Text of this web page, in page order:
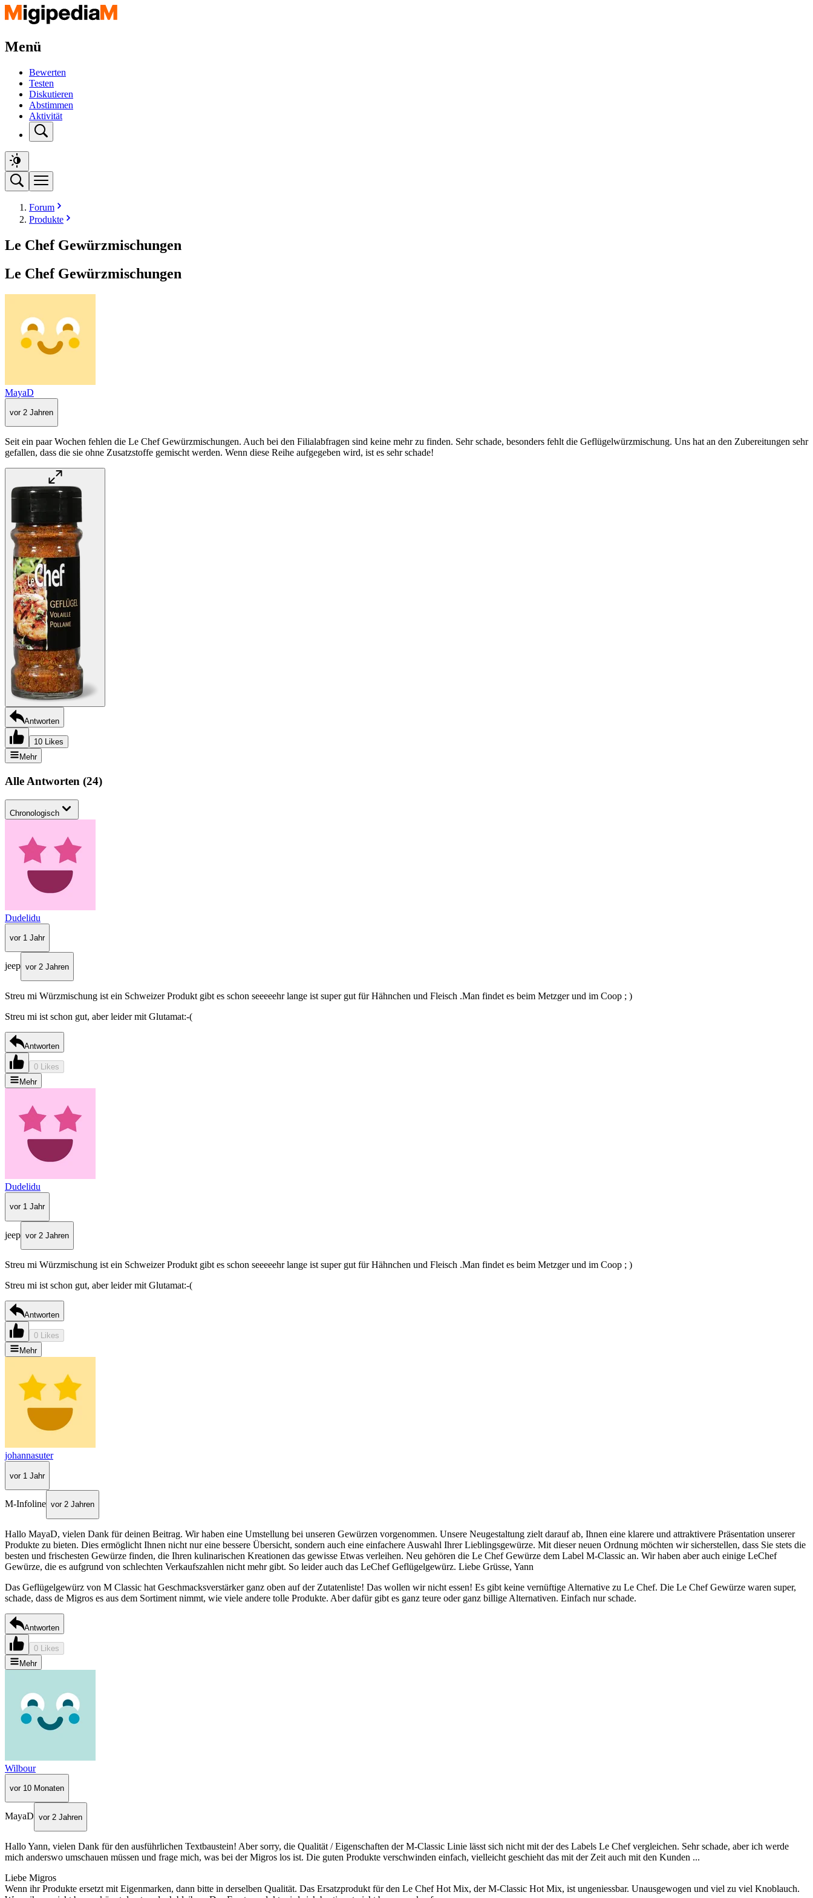
Menü
Bewerten
Testen
Diskutieren
Abstimmen
Aktivität
Forum
Produkte
Le Chef Gewürzmischungen
Le Chef Gewürzmischungen
MayaD
vor 2 Jahren
Seit ein paar Wochen fehlen die Le Chef Gewürzmischungen. Auch bei den Filialabfragen sind keine mehr zu finden. Sehr schade, besonders fehlt die Geflügelwürzmischung. Uns hat an den Zubereitungen sehr
gefallen, dass die sie ohne Zusatzstoffe gemischt werden. Wenn diese Reihe aufgegeben wird, ist es sehr schade!
Antworten
10 Likes
Mehr
Alle Antworten (24)
Chronologisch
Dudelidu
vor 1 Jahr
jeep vor 2 Jahren
Streu mi Würzmischung ist ein Schweizer Produkt gibt es schon seeeeehr lange ist super gut für Hähnchen und Fleisch .Man findet es beim Metzger und im Coop ; )
Streu mi ist schon gut, aber leider mit Glutamat:-(
Antworten
0 Likes
Mehr
Dudelidu
vor 1 Jahr
jeep vor 2 Jahren
Streu mi Würzmischung ist ein Schweizer Produkt gibt es schon seeeeehr lange ist super gut für Hähnchen und Fleisch .Man findet es beim Metzger und im Coop ; )
Streu mi ist schon gut, aber leider mit Glutamat:-(
Antworten
0 Likes
Mehr
johannasuter
vor 1 Jahr
M-Infoline vor 2 Jahren
Hallo MayaD, vielen Dank für deinen Beitrag. Wir haben eine Umstellung bei unseren Gewürzen vorgenommen. Unsere Neugestaltung zielt darauf ab, Ihnen eine klarere und attraktivere Präsentation unserer
Produkte zu bieten. Dies ermöglicht Ihnen nicht nur eine bessere Übersicht, sondern auch eine einfachere Auswahl Ihrer Lieblingsgewürze. Mit dieser neuen Ordnung möchten wir sicherstellen, dass Sie stets die
besten und frischesten Gewürze finden, die Ihren kulinarischen Kreationen das gewisse Etwas verleihen. Neu gehören die Le Chef Gewürze dem Label M-Classic an. Wir haben aber auch einige LeChef
Gewürze, die es aufgrund von schlechten Verkaufszahlen nicht mehr gibt. So leider auch das LeChef Geflügelgewürz. Liebe Grüsse, Yann
Das Geflügelgewürz von M Classic hat Geschmacksverstärker ganz oben auf der Zutatenliste! Das wollen wir nicht essen! Es gibt keine vernüftige Alternative zu Le Chef. Die Le Chef Gewürze waren super,
schade, dass de Migros es aus dem Sortiment nimmt, wie viele andere tolle Produkte. Aber dafür gibt es ganz teure oder ganz billige Alternativen. Einfach nur schade.
Antworten
0 Likes
Mehr
Wilbour
vor 10 Monaten
MayaD vor 2 Jahren
Hallo Yann, vielen Dank für den ausführlichen Textbaustein! Aber sorry, die Qualität / Eigenschaften der M-Classic Linie lässt sich nicht mit der des Labels Le Chef vergleichen. Sehr schade, aber ich werde
mich anderswo umschauen müssen und frage mich, was bei der Migros los ist. Die guten Produkte verschwinden einfach, vielleicht geschieht das mit der Zeit auch mit den Kunden ...
Liebe Migros
Wenn ihr Produkte ersetzt mit Eigenmarken, dann bitte in derselben Qualität. Das Ersatzprodukt für den Le Chef Hot Mix, der M-Classic Hot Mix, ist ungeniessbar. Unausgewogen und viel zu viel Knoblauch.